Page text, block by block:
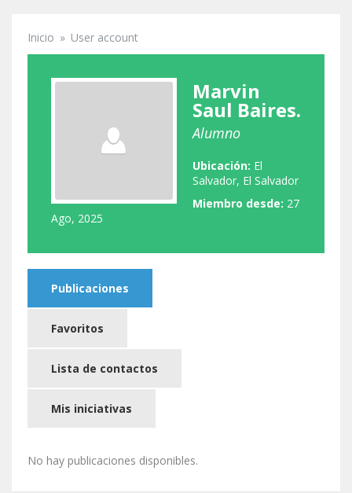
Se encuentra usted aquí
Inicio » User account
Marvin
Saul Baires.
Alumno
Ubicación: El
Salvador, El Salvador
Miembro desde: 27
Ago, 2025
Publicaciones
Favoritos
Lista de contactos
Mis iniciativas
No hay publicaciones disponibles.